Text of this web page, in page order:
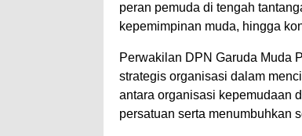
peran pemuda di tengah
kepemimpinan muda, hingga
Perwakilan DPN Garuda Muda
strategis organisasi dalam
antara organisasi kepemudaan
persatuan serta menumbuhkan